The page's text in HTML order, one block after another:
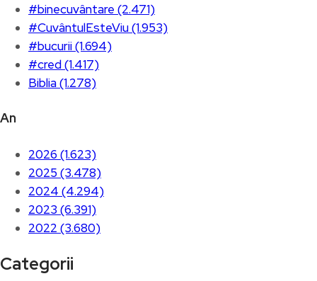
#binecuvântare (2.471)
#CuvântulEsteViu (1.953)
#bucurii (1.694)
#cred (1.417)
Biblia (1.278)
An
2026 (1.623)
2025 (3.478)
2024 (4.294)
2023 (6.391)
2022 (3.680)
Categorii